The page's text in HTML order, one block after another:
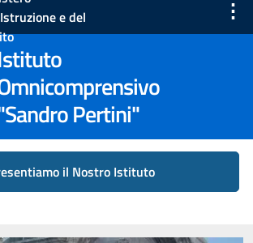
e del
⋮
Pertini"
il Nostro Istituto